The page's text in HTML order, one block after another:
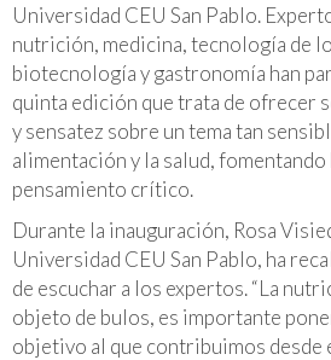
Universidad CEU San Pablo.
nutrición, medicina, tecnología de
biotecnología y gastronomía han
quinta edición que trata de ofrecer
y sensatez sobre un tema tan
alimentación y la salud,
pensamiento crítico.
Durante la inauguración, Rosa
Universidad CEU San Pablo, ha
de escuchar a los expertos. “La
objeto de bulos, es importante
objetivo al que contribuimos desde